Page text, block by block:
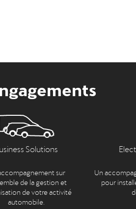
Solutions
sur
de la gestion et
de votre activité
automobile.
Un
pour